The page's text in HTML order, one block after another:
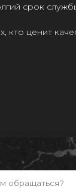
срок
ценит